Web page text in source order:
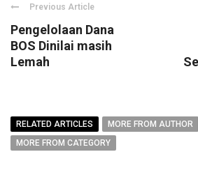
Previous Article
Pengelolaan Dana
BOS Dinilai masih
Lemah
RELATED ARTICLES
MORE FROM AUTHOR
MORE FROM CATEGORY